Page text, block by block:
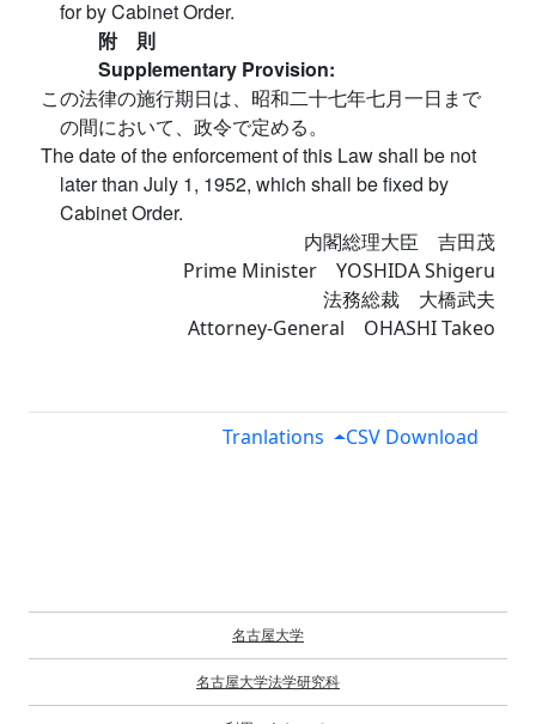
for by Cabinet Order.
附 則
Supplementary Provision:
この法律の施行期日は、昭和二十七年七月一日まで
の間において、政令で定める。
The date of the enforcement of this Law shall be not
later than July 1, 1952, which shall be fixed by
Cabinet Order.
内閣総理大臣 吉田茂
Prime Minister YOSHIDA Shigeru
法務総裁 大橋武夫
Attorney-General OHASHI Takeo
Tranlations CSV Download
名古屋大学
名古屋大学法学研究科